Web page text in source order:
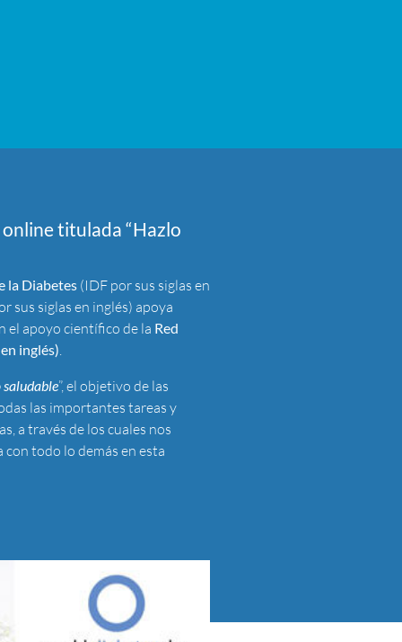
titulada “Hazlo
la Diabetes (IDF por sus siglas en
sus siglas en inglés) apoya
el apoyo científico de la Red
inglés).
saludable”, el objetivo de las
las importantes tareas y
a través de los cuales nos
todo lo demás en esta